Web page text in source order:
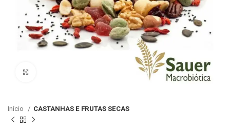
Início CASTANHAS E FRUTAS SECAS